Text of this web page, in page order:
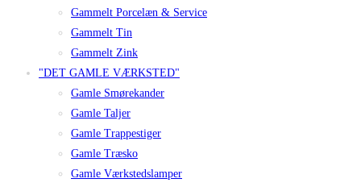
Gammelt Porcelæn & Service
Gammelt Tin
Gammelt Zink
"DET GAMLE VÆRKSTED"
Gamle Smørekander
Gamle Taljer
Gamle Trappestiger
Gamle Træsko
Gamle Værkstedslamper